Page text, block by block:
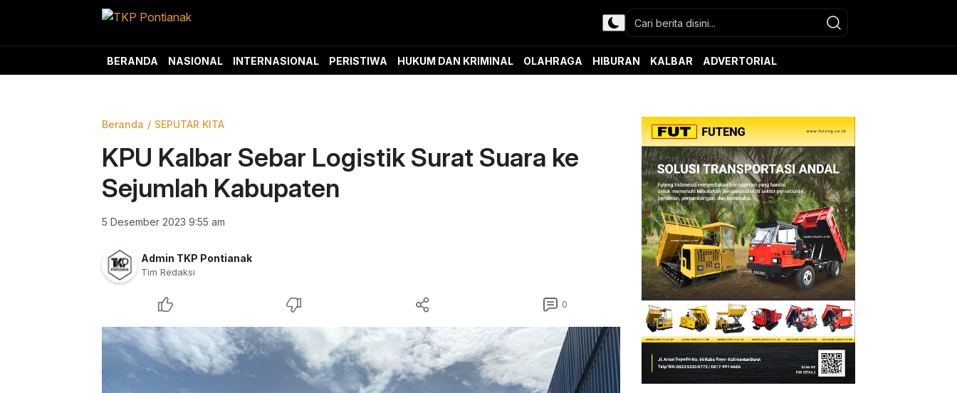
content
TKP Pontianak
Aktual, Tajam, dan Akurat
BERANDA NASIONAL INTERNASIONAL PERISTIWA HUKUM DAN KRIMINAL OLAHRAGA HIBURAN KALBAR ADVERTORIAL
Beranda SEPUTAR KITA
KPU Kalbar Sebar Logistik Surat Suara ke
Sejumlah Kabupaten
5 Desember 2023 9:55 am
Admin TKP Pontianak
Tim Redaksi
0